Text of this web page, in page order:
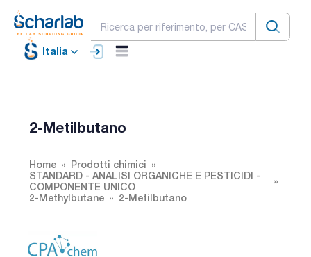
Italia
2-Metilbutano
Home
Prodotti chimici
STANDARD - ANALISI ORGANICHE E PESTICIDI -
COMPONENTE UNICO
2-Methylbutane
2-Metilbutano